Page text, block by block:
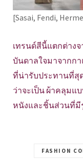
[Sasai, Fendi,
เทรนด์สีนี้แตกต่าง
บันดาลใจมาจากกา
ที่น่ารับประทานที่สุ
ว่าจะเป็น ผ้าคลุมแ
หนังและชิ้นส่วนที่มี
FASHION